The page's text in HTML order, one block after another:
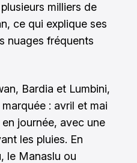
milliers de
ce qui explique ses
nuages fréquents
Bardia et Lumbini,
: avril et mai
journée, avec une
les pluies. En
le Manaslu ou